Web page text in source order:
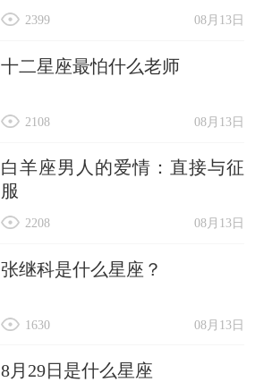
08月13日
2399
十二星座最怕什么老师
08月13日
2108
白羊座男人的爱情：直接与征
服
08月13日
2208
张继科是什么星座？
08月13日
1630
8月29日是什么星座